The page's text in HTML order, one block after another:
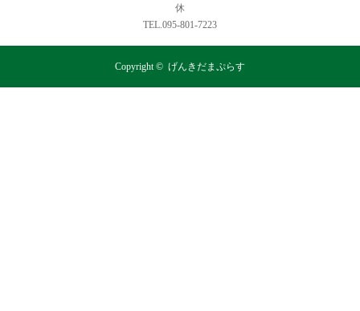
休
TEL.095-801-7223
Copyright © げんきだまぷらす